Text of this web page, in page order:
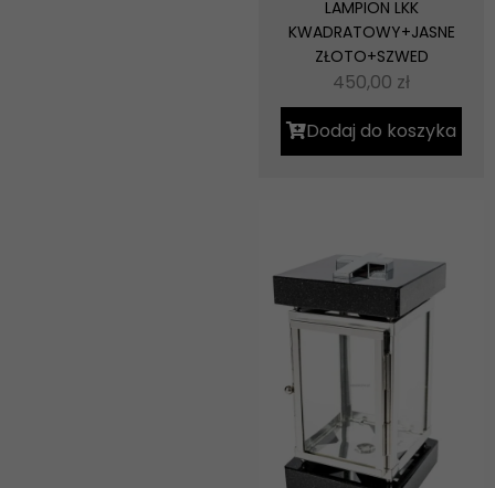
LAMPION LKK
KWADRATOWY+JASNE
ZŁOTO+SZWED
450,00 zł
Dodaj do koszyka